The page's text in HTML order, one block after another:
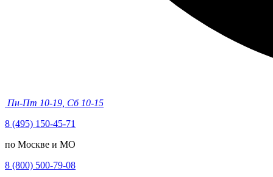
Пн-Пт 10-19, Сб 10-15
8 (495) 150-45-71
по Москве и МО
8 (800) 500-79-08